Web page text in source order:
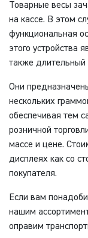
Товарные весы
на кассе. В этом
функциональная
этого устройства
также длительный
Они
нескольких
обеспечивая тем
розничной
массе и цене.
дисплеях как со
покупателя.
Если вам
нашим
оправим